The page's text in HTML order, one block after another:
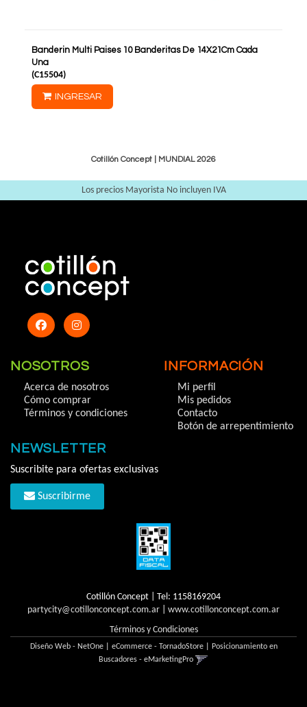
Banderin Multi Paises 10 Banderitas De 14X21Cm Cada
Una
(C15504)
INGRESAR
Cotillón Concept | MUNDIAL 2026
Los precios Mayorista No incluyen IVA
NOSOTROS
Acerca de nosotros
Cómo comprar
Términos y condiciones
INFORMACIÓN
Mi perfil
Mis pedidos
Contacto
Botón de arrepentimiento
NEWSLETTER
Suscribite para ofertas exclusivas
Suscribirme
Cotillón Concept | Tel: 1158169204
partycity@cotillonconcept.com.ar
www.cotillonconcept.com.ar
Términos y Condiciones
Diseño Web - NetOne| eCommerce - TornadoStore| Posicionamiento en
Buscadores - eMarketingPro